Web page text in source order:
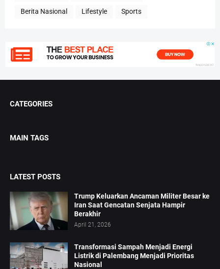
Berita Nasional Lifestyle Sports
CATEGORIES
MAIN TAGS
LATEST POSTS
Trump Keluarkan Ancaman Militer Besar ke
Iran Saat Gencatan Senjata Hampir
Berakhir
April 21, 2026
Transformasi Sampah Menjadi Energi
Listrik di Palembang Menjadi Prioritas
Nasional